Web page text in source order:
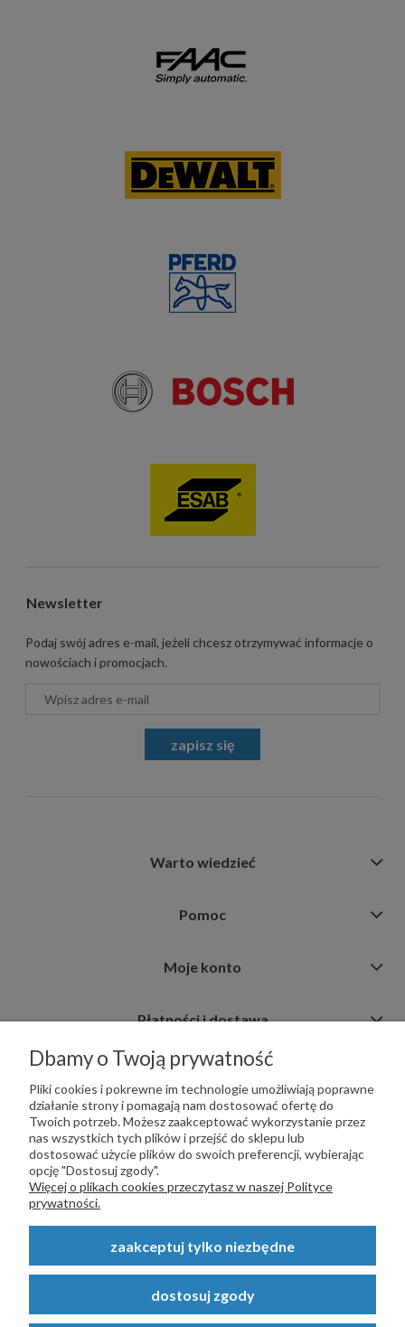
Newsletter
Podaj swój adres e-mail, jeżeli chcesz otrzymywać informacje o
nowościach i promocjach.
zapisz się
Warto wiedzieć
Pomoc
Moje konto
Płatności i dostawa
Informacje
PŁATNOŚCI OBSŁUGUJE:
Copyright © 2023STALSKLEP.PL- Akcesoria do bram i ogrodzeń -
STALSKLEP ul. Feliksa Wrobela 4a, 30-798 Kraków. Wszystkie prawa
Dbamy o Twoją prywatność
Pliki cookies i pokrewne im technologie umożliwiają poprawne
działanie strony i pomagają nam dostosować ofertę do
Twoich potrzeb. Możesz zaakceptować wykorzystanie przez
nas wszystkich tych plików i przejść do sklepu lub
dostosować użycie plików do swoich preferencji, wybierając
opcję "Dostosuj zgody".
Więcej o plikach cookies przeczytasz w naszej Polityce
prywatności.
zaakceptuj tylko niezbędne
dostosuj zgody